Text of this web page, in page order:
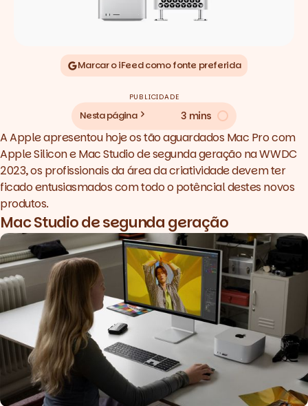
Marcar o iFeed como fonte preferida
PUBLICIDADE
Nesta página 3 mins
A Apple apresentou hoje os tão aguardados Mac Pro com
Apple Silicon e Mac Studio de segunda geração na WWDC
2023, os profissionais da área da criatividade devem ter
ficado entusiasmados com todo o potêncial destes novos
produtos.
Mac Studio de segunda geração